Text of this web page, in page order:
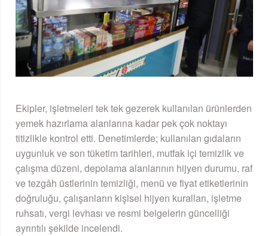
Ekipler, işletmeleri tek tek gezerek kullanılan ürünlerden
yemek hazırlama alanlarına kadar pek çok noktayı
titizlikle kontrol etti. Denetimlerde; kullanılan gıdaların
uygunluk ve son tüketim tarihleri, mutfak içi temizlik ve
çalışma düzeni, depolama alanlarının hijyen durumu, raf
ve tezgâh üstlerinin temizliği, menü ve fiyat etiketlerinin
doğruluğu, çalışanların kişisel hijyen kuralları, işletme
ruhsatı, vergi levhası ve resmi belgelerin güncelliği
ayrıntılı şekilde incelendi.